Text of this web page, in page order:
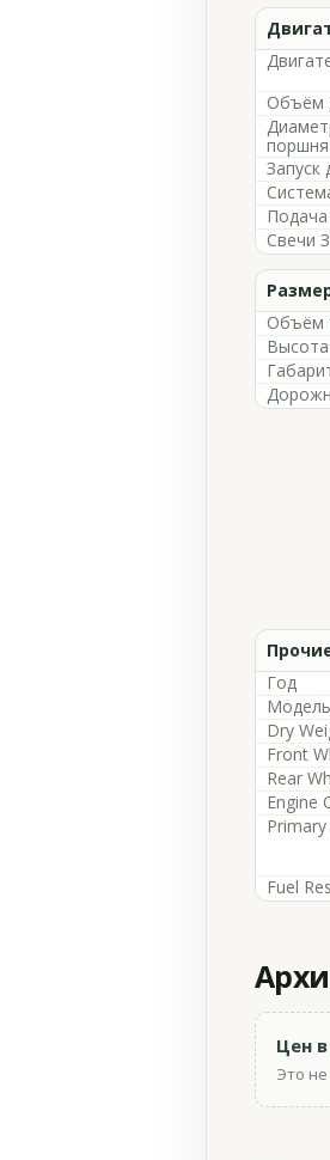
Объём
поршня
Запуск
Свечи
Объём
Год
Модель
Dry
Front
Rear
Engine
Fuel
Цен
Это